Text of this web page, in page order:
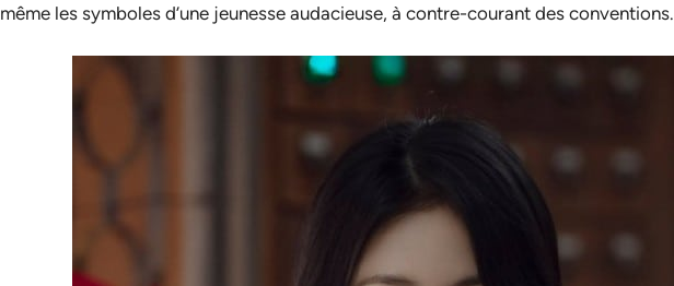
même les symboles d’une jeunesse audacieuse, à contre-courant des conventions.